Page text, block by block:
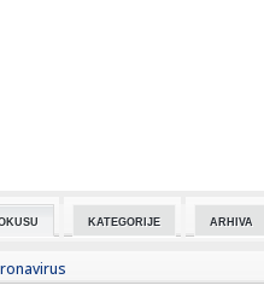
Turska ograničava pomorski
KATEGORIJE ARHIVA